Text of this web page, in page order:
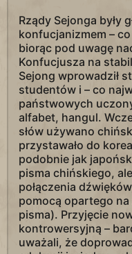
Rządy Sejonga były
konfucjanizmem –
biorąc pod uwagę
Konfucjusza na
Sejong wprowadził
studentów i – co
państwowych
alfabet, hangul.
słów używano
przystawało do
podobnie jak
pisma chińskiego,
połączenia
pomocą opartego
pisma). Przyjęcie
kontrowersyjną –
uważali, że